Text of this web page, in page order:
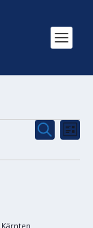
SUCHE
LISTE